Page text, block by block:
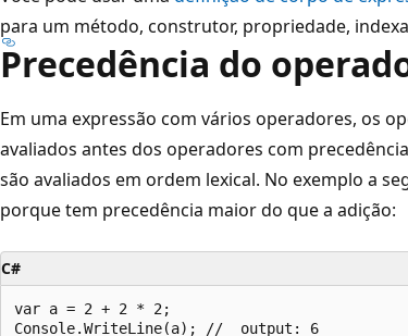
para um método, construtor, propriedade,
Precedência do
Em uma expressão com vários operadores, os
avaliados antes dos operadores com
são avaliados em ordem lexical. No exemplo a
porque tem precedência maior do que a adição:
C#
var a = 2 + 2 * 2;